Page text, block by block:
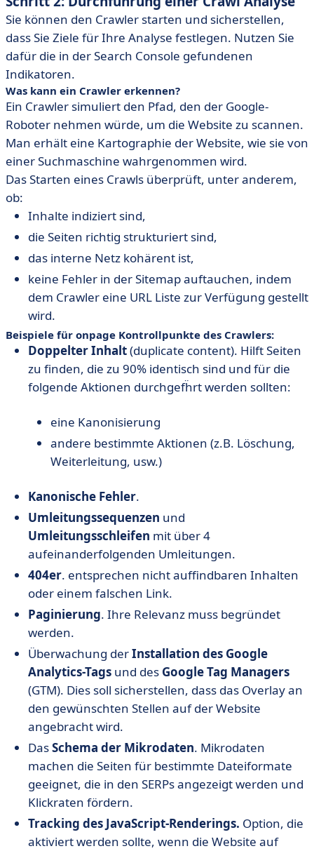
Sie können den Crawler starten und sicherstellen,
dass Sie Ziele für Ihre Analyse festlegen. Nutzen Sie
dafür die in der Search Console gefundenen
Indikatoren.
Was kann ein Crawler erkennen?
Ein Crawler simuliert den Pfad, den der Google-
Roboter nehmen würde, um die Website zu scannen.
Man erhält eine Kartographie der Website, wie sie von
einer Suchmaschine wahrgenommen wird.
Das Starten eines Crawls überprüft, unter anderem,
ob:
Inhalte indiziert sind,
die Seiten richtig strukturiert sind,
das interne Netz kohärent ist,
keine Fehler in der Sitemap auftauchen, indem
dem Crawler eine URL Liste zur Verfügung gestellt
wird.
Beispiele für onpage Kontrollpunkte des Crawlers:
Doppelter Inhalt(duplicate content). Hilft Seiten
zu finden, die zu 90% identisch sind und für die
folgende Aktionen durchgefḧrt werden sollten:
eine Kanonisierung
andere bestimmte Aktionen (z.B. Löschung,
Weiterleitung, usw.)
Kanonische Fehler.
Umleitungssequenzen und
Umleitungsschleifen mit über 4
aufeinanderfolgenden Umleitungen.
404er. entsprechen nicht auffindbaren Inhalten
oder einem falschen Link.
Paginierung. Ihre Relevanz muss begründet
werden.
Überwachung derInstallation des Google
Analytics-Tags und des Google Tag Managers
(GTM). Dies soll sicherstellen, dass das Overlay an
den gewünschten Stellen auf der Website
angebracht wird.
DasSchema der Mikrodaten. Mikrodaten
machen die Seiten für bestimmte Dateiformate
geeignet, die in den SERPs angezeigt werden und
Klickraten fördern.
Tracking des JavaScript-Renderings. Option, die
aktiviert werden sollte, wenn die Website auf